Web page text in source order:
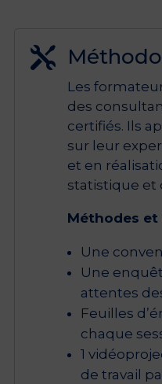

Les
des
certifiés. Ils
sur leur
et en
statistique et
Méthodes et
Une
Une
attentes
Feuilles
chaque
1
de travail